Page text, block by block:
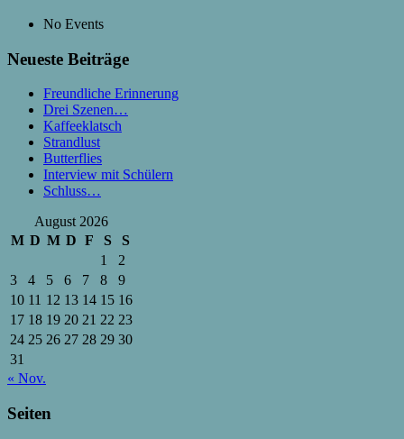
No Events
Neueste Beiträge
Freundliche Erinnerung
Drei Szenen…
Kaffeeklatsch
Strandlust
Butterflies
Interview mit Schülern
Schluss…
August 2026
M D M D F S
S
1
2
3
4 5 6 7 8
9
10 11 12 13 14 15 16
17 18 19 20 21 22 23
24 25 26 27 28 29 30
31
« Nov.
Seiten